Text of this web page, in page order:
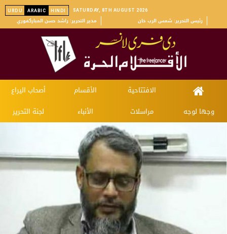
URDU ARABIC HINDI SATURDAY, 8TH AUGUST 2026
مدیر التحریر: راشد حسن المباركفوري رئیس التحریر: شمس الرب خان
الافتتاحية الأقسام
أصحاب اليراع
وجها لوجه
مراسلات الأنباء لجنة التحرير